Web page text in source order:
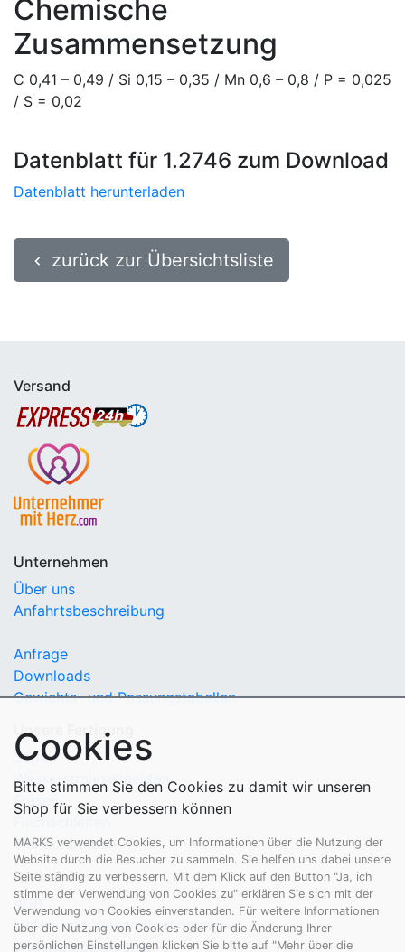
Chemische
Zusammensetzung
C 0,41 – 0,49 / Si 0,15 – 0,35 / Mn 0,6 – 0,8 / P = 0,025
/ S = 0,02
Datenblatt für 1.2746 zum Download
Datenblatt herunterladen
keyboard_arrow_left zurück zur Übersichtsliste
Versand
Unternehmen
Über uns
Anfahrtsbeschreibung
Anfrage
Downloads
Gewichts- und Passungstabellen
Unsere Fertigung
Sägen
Wasserstrahlschneiden
Fräsen
Flachschleifen
Tieflochbohren
Rechtliches
AGB
Liefer- und Versandbedingungen
Widerrufsbelehrung
Cookies
Bitte stimmen Sie den Cookies zu damit wir unseren
Shop für Sie verbessern können
MARKS verwendet Cookies, um Informationen über die Nutzung der
Website durch die Besucher zu sammeln. Sie helfen uns dabei unsere
Seite ständig zu verbessern. Mit dem Klick auf den Button "Ja, ich
stimme der Verwendung von Cookies zu" erklären Sie sich mit der
Verwendung von Cookies einverstanden. Für weitere Informationen
über die Nutzung von Cookies oder für die Änderung Ihrer
persönlichen Einstellungen klicken Sie bitte auf "Mehr über die